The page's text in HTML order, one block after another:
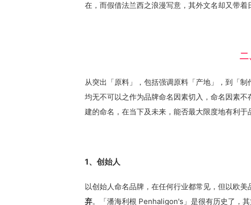
在，而假借法兰西之浪漫写意，其外文名却又带着
二
从突出「原料」，包括强调原料「产地」，到「
均无不可以之作为品牌命名因素切入，命名因素
建的命名，在当下及未来，能否最大限度地有利于
1、创始人
以创始人命名品牌，在任何行业都常见，但以欧美
弃。「潘海利根 Penhaligon's」是很有历史了，